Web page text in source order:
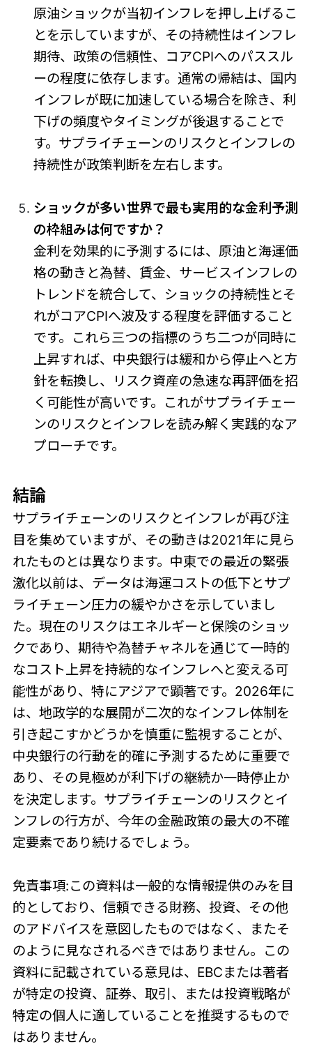
原油ショックが当初インフレを押し上げるこ
とを示していますが、その持続性はインフレ
期待、政策の信頼性、コアCPIへのパススル
ーの程度に依存します。通常の帰結は、国内
インフレが既に加速している場合を除き、利
下げの頻度やタイミングが後退することで
す。サプライチェーンのリスクとインフレの
持続性が政策判断を左右します。
ショックが多い世界で最も実用的な金利予測
の枠組みは何ですか？
金利を効果的に予測するには、原油と海運価
格の動きと為替、賃金、サービスインフレの
トレンドを統合して、ショックの持続性とそ
れがコアCPIへ波及する程度を評価すること
です。これら三つの指標のうち二つが同時に
上昇すれば、中央銀行は緩和から停止へと方
針を転換し、リスク資産の急速な再評価を招
く可能性が高いです。これがサプライチェー
ンのリスクとインフレを読み解く実践的なア
プローチです。
結論
サプライチェーンのリスクとインフレが再び注
目を集めていますが、その動きは2021年に見ら
れたものとは異なります。中東での最近の緊張
激化以前は、データは海運コストの低下とサプ
ライチェーン圧力の緩やかさを示していまし
た。現在のリスクはエネルギーと保険のショッ
クであり、期待や為替チャネルを通じて一時的
なコスト上昇を持続的なインフレへと変える可
能性があり、特にアジアで顕著です。2026年に
は、地政学的な展開が二次的なインフレ体制を
引き起こすかどうかを慎重に監視することが、
中央銀行の行動を的確に予測するために重要で
あり、その見極めが利下げの継続か一時停止か
を決定します。サプライチェーンのリスクとイ
ンフレの行方が、今年の金融政策の最大の不確
定要素であり続けるでしょう。
免責事項:この資料は一般的な情報提供のみを目
的としており、信頼できる財務、投資、その他
のアドバイスを意図したものではなく、またそ
のように見なされるべきではありません。この
資料に記載されている意見は、EBCまたは著者
が特定の投資、証券、取引、または投資戦略が
特定の個人に適していることを推奨するもので
はありません。